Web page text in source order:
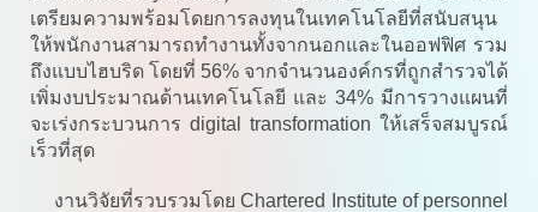
เตรียมความพร้อมโดยการลงทุนในเทคโนโลยีที่สนับสนุน
ให้พนักงานสามารถทำงานทั้งจากนอกและในออฟฟิศ รวม
ถึงแบบไฮบริด โดยที่ 56% จากจำนวนองค์กรที่ถูกสำรวจได้
เพิ่มงบประมาณด้านเทคโนโลยี และ 34% มีการวางแผนที่
จะเร่งกระบวนการ digital transformation ให้เสร็จสมบูรณ์
เร็วที่สุด
งานวิจัยที่รวบรวมโดย Chartered Institute of personnel